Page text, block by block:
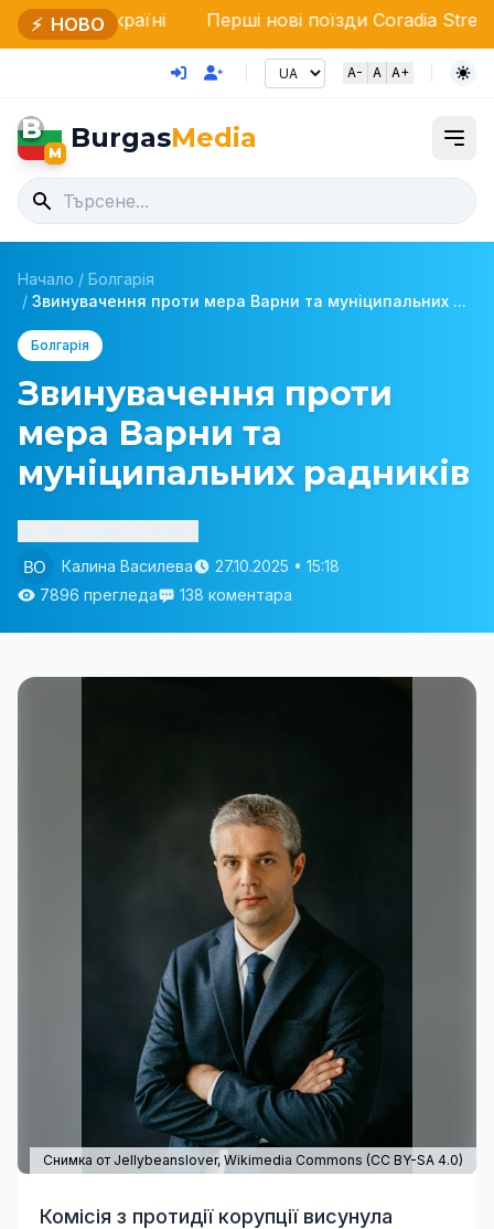
⚡ НОВОПерші нові поїзди Coradia Stream від Alstom
A- A A+
B
M BurgasMedia
Начало / Болгарія
/ Звинувачення проти мера Варни та муніципальних ...
Болгарія
Звинувачення проти
мера Варни та
муніципальних радників
Калина Василева
27.10.2025 • 15:18
7896 прегледа
138 коментара
Снимка от Jellybeanslover, Wikimedia Commons (CC BY-SA 4.0)
Комісія з протидії корупції висунула